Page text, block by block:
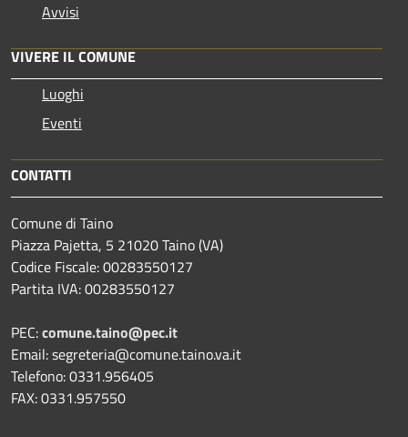
Avvisi
VIVERE IL COMUNE
Luoghi
Eventi
CONTATTI
Comune di Taino
Piazza Pajetta, 5 21020 Taino (VA)
Codice Fiscale: 00283550127
Partita IVA: 00283550127
PEC:comune.taino@pec.it
Email: segreteria@comune.taino.va.it
Telefono: 0331.956405
FAX: 0331.957550